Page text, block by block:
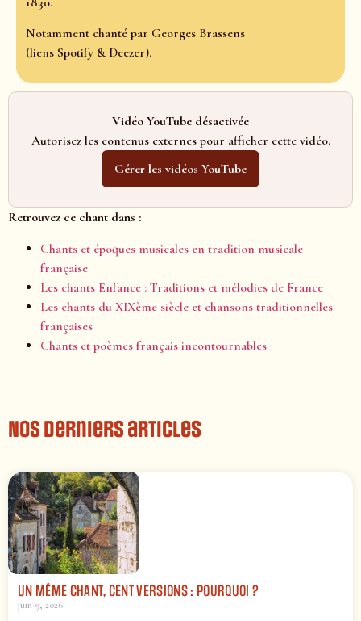
Notamment chanté par Georges Brassens
(liens Spotify & Deezer).
Vidéo YouTube désactivée
Autorisez les contenus externes pour afficher cette vidéo.
Gérer les vidéos YouTube
Retrouvez ce chant dans :
Chants et époques musicales en tradition musicale
française
Les chants Enfance : Traditions et mélodies de France
Les chants du XIXème siècle et chansons traditionnelles
françaises
Chants et poèmes français incontournables
Nos derniers articles
UN MÊME CHANT, CENT VERSIONS : POURQUOI ?
juin 9, 2026